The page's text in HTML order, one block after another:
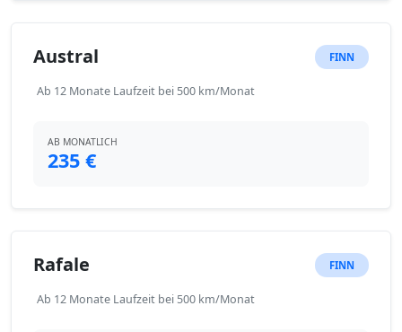
Austral FINN
Ab 12 Monate Laufzeit bei 500 km/Monat
AB MONATLICH
235 €
Rafale FINN
Ab 12 Monate Laufzeit bei 500 km/Monat